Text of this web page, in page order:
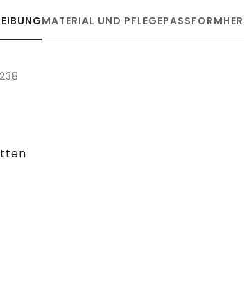
MATERIAL UND PFLEGEPASSFORM